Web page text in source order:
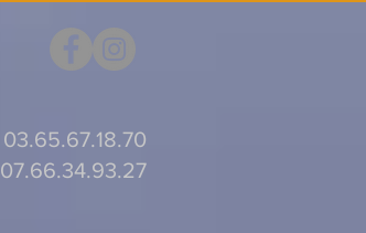
03.65.67.18.70
07.66.34.93.27